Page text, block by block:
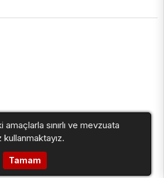
sınırlı ve mevzuata
Tamam